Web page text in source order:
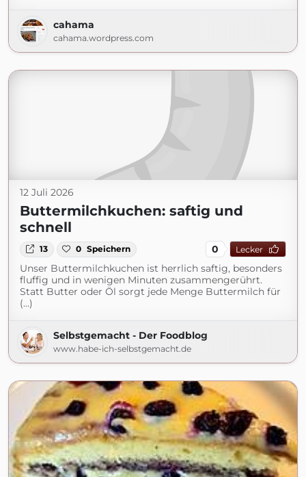
cahama
cahama.wordpress.com
12 Juli 2026
Buttermilchkuchen: saftig und
schnell
13 0 Speichern 0 Lecker
Unser Buttermilchkuchen ist herrlich saftig, besonders
fluffig und in wenigen Minuten zusammengerührt.
Statt Butter oder Öl sorgt jede Menge Buttermilch für
(...)
Selbstgemacht - Der Foodblog
www.habe-ich-selbstgemacht.de